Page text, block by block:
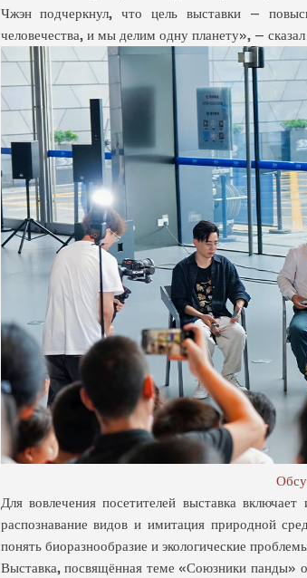
Чжэн подчеркнул, что цель выставки —
человечества, и мы делим одну планету», —
Для вовлечения посетителей выставка
распознавание видов и имитация природной
понять биоразнообразие и экологические
Выставка, посвящённая теме «Союзники панды»